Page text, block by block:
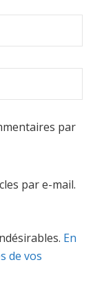
par
par e-mail.
En
de vos